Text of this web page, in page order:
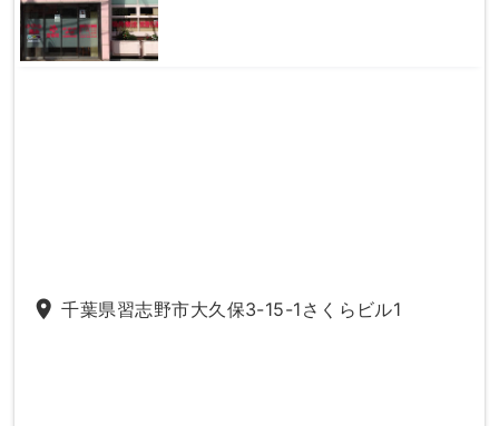
place 千葉県習志野市大久保3-15-1さくらビル1